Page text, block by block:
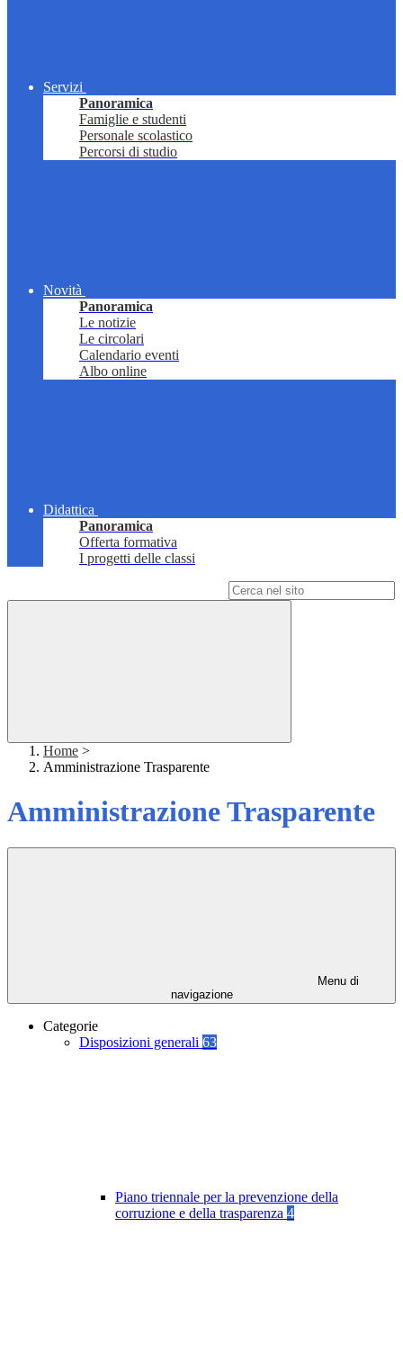
Servizi
Panoramica
Famiglie e studenti
Personale scolastico
Percorsi di studio
Novità
Panoramica
Le notizie
Le circolari
Calendario eventi
Albo online
Didattica
Panoramica
Offerta formativa
I progetti delle classi
Home >
Amministrazione Trasparente
Amministrazione Trasparente
Menu di
navigazione
Categorie
Disposizioni generali 63
Piano triennale per la prevenzione della
corruzione e della trasparenza 4